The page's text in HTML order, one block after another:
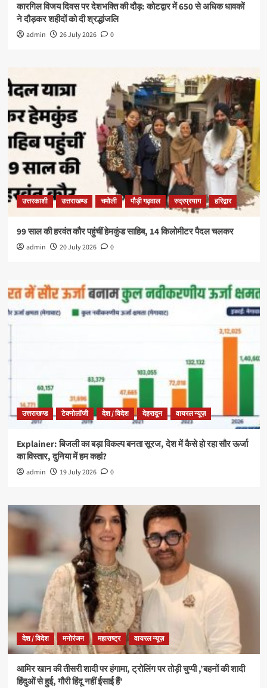
कारगिल विजय दिवस पर देशभक्ति की दौड़: कोटद्वार में 650 से अधिक धावकों
ने दौड़कर शहीदों को दी श्रद्धांजलि
admin 26 July 2026 0
उत्तरकाशी उत्तराखण्ड चमोली पौड़ी गढ़वाल रुद्रप्रयाग हरिद्वार
99 साल की हरवंत कौर पहुंचीं हेमकुंड साहिब, 14 किलोमीटर पैदल चलकर
admin 20 July 2026 0
उत्तराखण्ड टेक्नोलॉजी देश / विदेश देहरादून वायरल न्यूज़
Explainer: बिजली का बड़ा विकल्प बनता सूरज, देश में कैसे हो रहा सौर ऊर्जा
का विस्तार, दुनिया में हम कहां?
admin 19 July 2026 0
देश / विदेश मनोरंजन महाराष्ट्र वायरल न्यूज़
आमिर खान की तीसरी शादी पर हंगामा, ट्रोलिंग पर तोड़ी चुप्पी ,’बहनों की शादी
हिंदुओं से हुई, गौरी हिंदू नहीं ईसाई हैं’